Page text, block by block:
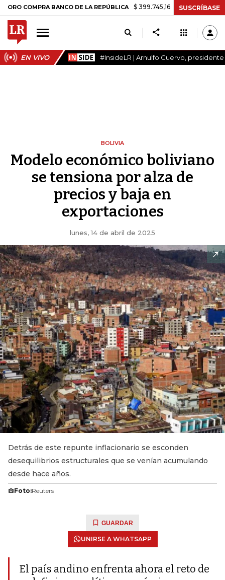
BANCO DE LA REPÚBLICA $ 399.745,16 +$ 2.295,71 +0,58%
SUSCRÍBASE
EN VIVO #InsideLR | Arnulfo Cuervo,
BOLIVIA
Modelo económico boliviano
se tensiona por alza de
precios y baja en
exportaciones
lunes, 14 de abril de 2025
Detrás de este repunte inflacionario se esconden
desequilibrios estructurales que se venían acumulando
desde hace años.
Foto:Reuters
GUARDAR
UNIRSE A WHATSAPP
El país andino enfrenta ahora el reto de